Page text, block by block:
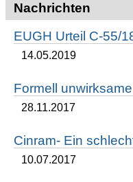
Nachrichten
EUGH Urteil C-55/
14.05.2019
Formell
28.11.2017
Cinram- Ein
10.07.2017